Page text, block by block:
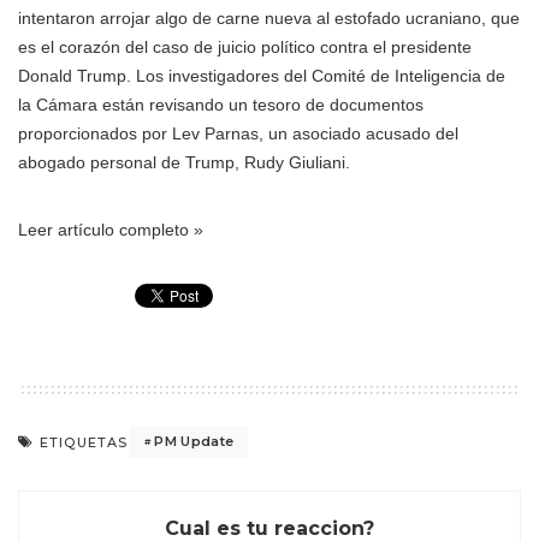
intentaron arrojar algo de carne nueva al estofado ucraniano, que
es el corazón del caso de juicio político contra el presidente
Donald Trump. Los investigadores del Comité de Inteligencia de
la Cámara están revisando un tesoro de documentos
proporcionados por Lev Parnas, un asociado acusado del
abogado personal de Trump, Rudy Giuliani.
Leer artículo completo »
ETIQUETAS PM Update
Cual es tu reaccion?